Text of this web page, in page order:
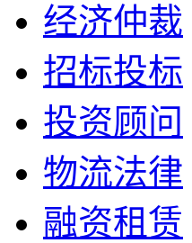
经济仲裁
招标投标
投资顾问
物流法律
融资租赁